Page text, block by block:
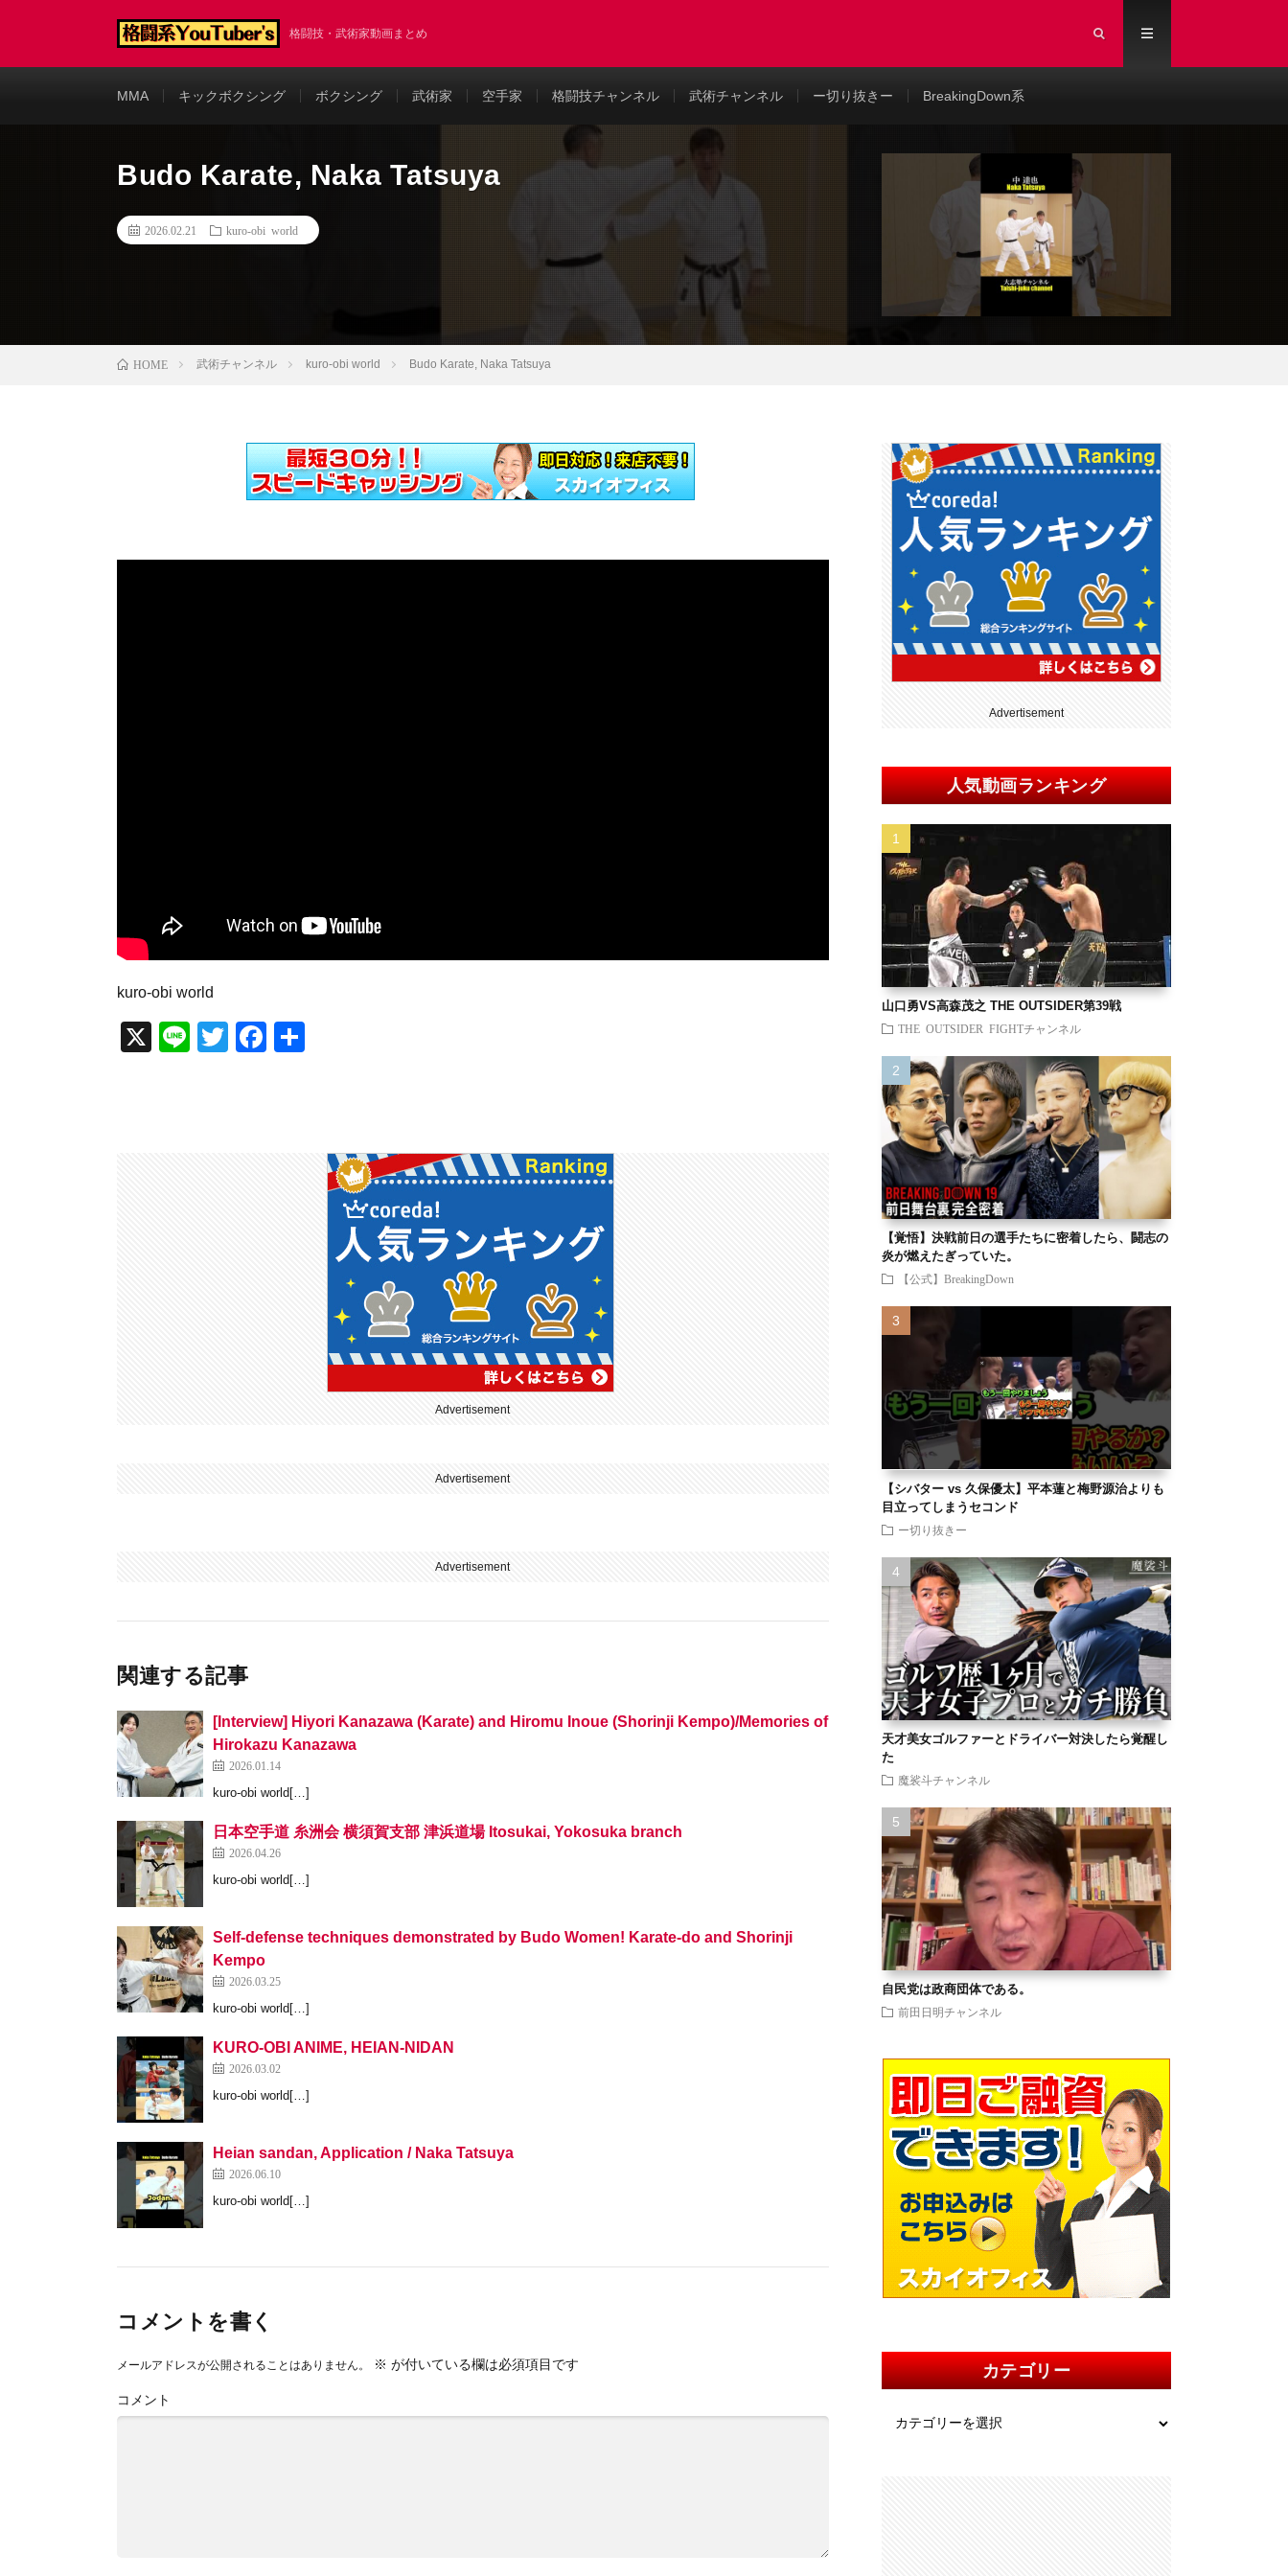
格闘技・武術家動画まとめ
MMA キックボクシング ボクシング 武術家 空手家 格闘技チャンネル 武術チャンネル ー切り抜きー BreakingDown系
Budo Karate, Naka Tatsuya
2026.02.21 kuro-obi world
HOME 武術チャンネル kuro-obi world Budo Karate, Naka Tatsuya
kuro-obi world
X
Li
T
F
Advertisement
Advertisement
Advertisement
関連する記事
[Interview] Hiyori Kanazawa (Karate) and Hiromu Inoue (Shorinji Kempo)/Memories of
Hirokazu Kanazawa
2026.01.14
kuro-obi world[…]
日本空手道 糸洲会 横須賀支部 津浜道場 Itosukai, Yokosuka branch
2026.04.26
kuro-obi world[…]
Self-defense techniques demonstrated by Budo Women! Karate-do and Shorinji
Kempo
2026.03.25
kuro-obi world[…]
KURO-OBI ANIME, HEIAN-NIDAN
2026.03.02
kuro-obi world[…]
Heian sandan, Application / Naka Tatsuya
2026.06.10
kuro-obi world[…]
コメントを書く
メールアドレスが公開されることはありません。 ※ が付いている欄は必須項目です
コメント
Advertisement
人気動画ランキング
山口勇VS高森茂之 THE OUTSIDER第39戦
THE OUTSIDER FIGHTチャンネル
【覚悟】決戦前日の選手たちに密着したら、闘志の
炎が燃えたぎっていた。
【公式】BreakingDown
【シバター vs 久保優太】平本蓮と梅野源治よりも
目立ってしまうセコンド
ー切り抜きー
天才美女ゴルファーとドライバー対決したら覚醒し
た
魔裟斗チャンネル
自民党は政商団体である。
前田日明チャンネル
カテゴリー